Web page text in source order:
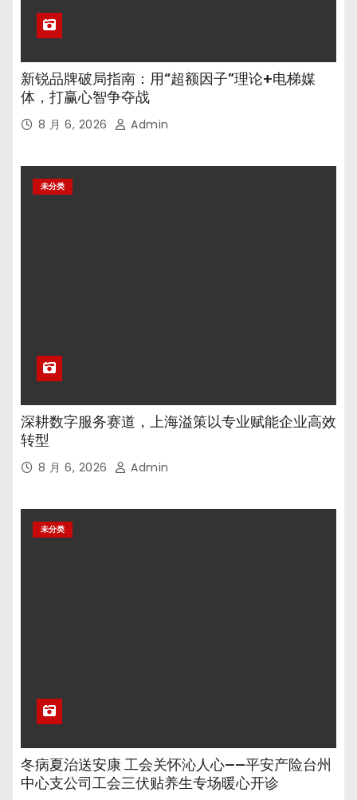
新锐品牌破局指南：用“超额因子”理论+电梯媒
体，打赢心智争夺战
8 月 6, 2026 Admin
未分类
深耕数字服务赛道，上海溢策以专业赋能企业高效
转型
8 月 6, 2026 Admin
未分类
冬病夏治送安康 工会关怀沁人心——平安产险台州
中心支公司工会三伏贴养生专场暖心开诊